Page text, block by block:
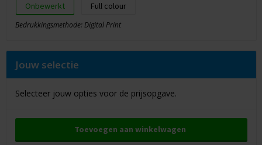
Onbewerkt Full colour
Bedrukkingsmethode: Digital Print
Jouw selectie
Selecteer jouw opties voor de prijsopgave.
Toevoegen aan winkelwagen